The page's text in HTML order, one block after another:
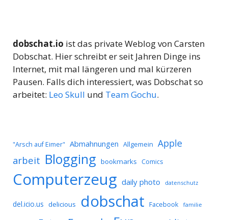
dobschat.io ist das private Weblog von Carsten
Dobschat. Hier schreibt er seit Jahren Dinge ins
Internet, mit mal längeren und mal kürzeren
Pausen. Falls dich interessiert, was Dobschat so
arbeitet: Leo Skull und Team Gochu.
"Arsch auf Eimer" Abmahnungen Allgemein Apple
arbeit Blogging bookmarks Comics
Computerzeug daily photo datenschutz
del.icio.us delicious dobschat Facebook familie